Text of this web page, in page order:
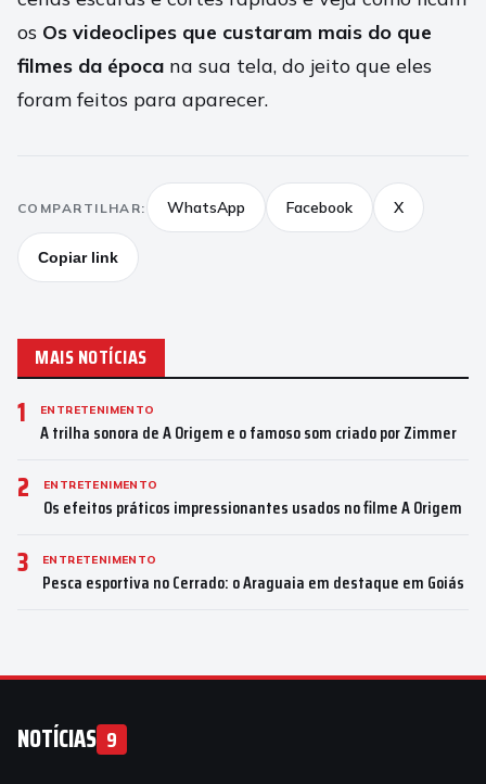
os Os videoclipes que custaram mais do que
filmes da época na sua tela, do jeito que eles
foram feitos para aparecer.
COMPARTILHAR: WhatsApp Facebook X
Copiar link
MAIS NOTÍCIAS
1 ENTRETENIMENTO
A trilha sonora de A Origem e o famoso som criado por Zimmer
2 ENTRETENIMENTO
Os efeitos práticos impressionantes usados no filme A Origem
3 ENTRETENIMENTO
Pesca esportiva no Cerrado: o Araguaia em destaque em Goiás
NOTÍCIAS 9